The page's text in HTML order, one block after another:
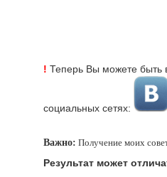
! Теперь Вы можете быть
социальных сетях:
Важно: Получение моих
Результат может